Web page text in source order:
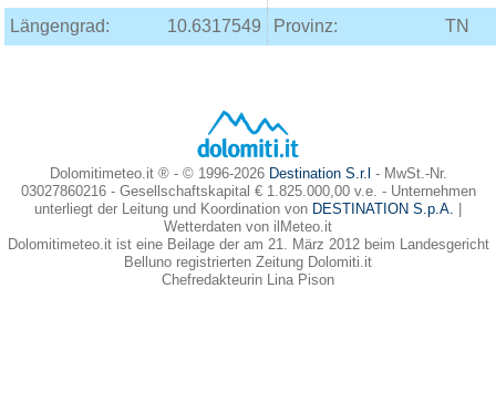
Längengrad:
10.6317549 Provinz: TN
Dolomitimeteo.it ® - © 1996-2026 Destination S.r.l - MwSt.-Nr.
03027860216 - Gesellschaftskapital € 1.825.000,00 v.e. - Unternehmen
unterliegt der Leitung und Koordination von DESTINATION S.p.A.
Wetterdaten von ilMeteo.it
Dolomitimeteo.it ist eine Beilage der am 21. März 2012 beim Landesgericht
Belluno registrierten Zeitung Dolomiti.it
Chefredakteurin Lina Pison